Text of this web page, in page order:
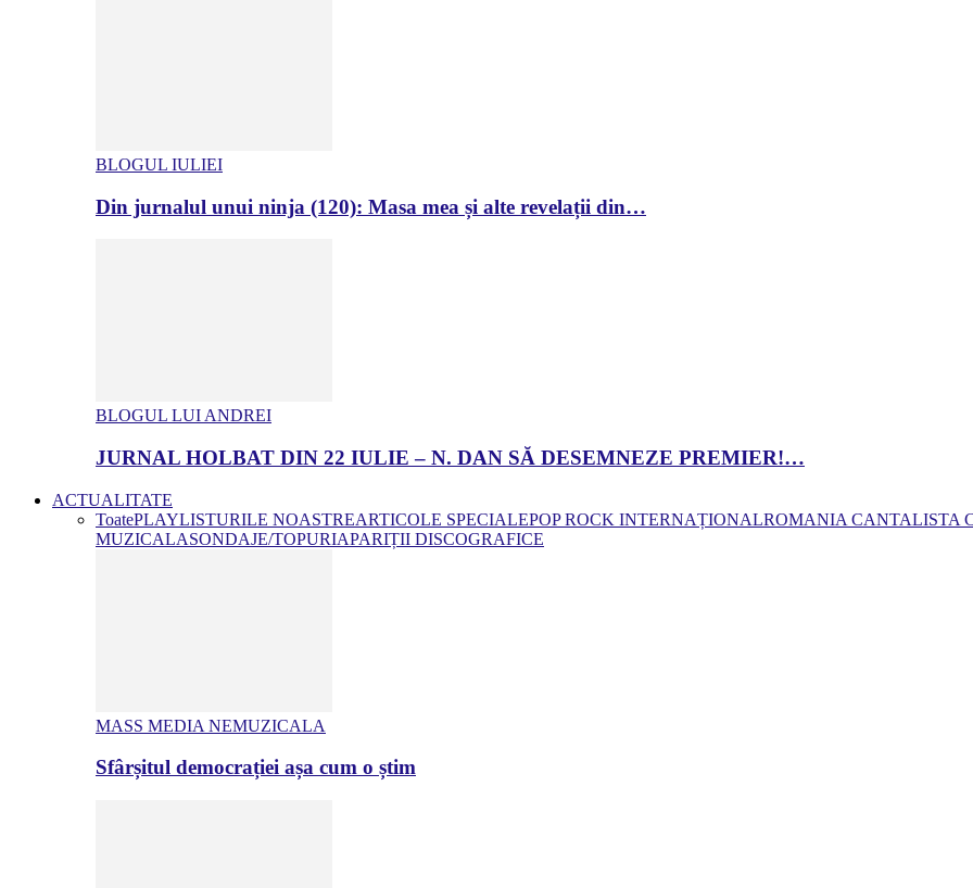
BLOGUL IULIEI
Din jurnalul unui ninja (120): Masa mea și alte revelații din…
BLOGUL LUI ANDREI
JURNAL HOLBAT DIN 22 IULIE – N. DAN SĂ DESEMNEZE PREMIER!…
ACTUALITATE
ToatePLAYLISTURILE NOASTREARTICOLE SPECIALEPOP ROCK INTERNAȚIONALROMANIA CANTALISTA
MUZICALASONDAJE/TOPURIAPARIȚII DISCOGRAFICE
MASS MEDIA NEMUZICALA
Sfârșitul democrației așa cum o știm